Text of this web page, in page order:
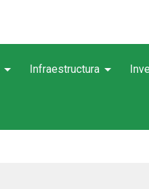
arrow_drop_down Infraestructura arrow_drop_down